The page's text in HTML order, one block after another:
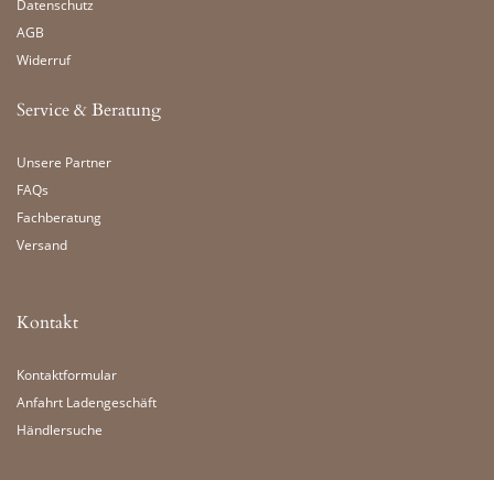
Datenschutz
AGB
Widerruf
Service & Beratung
Unsere Partner
FAQs
Fachberatung
Versand
Kontakt
Kontaktformular
Anfahrt Ladengeschäft
Händlersuche